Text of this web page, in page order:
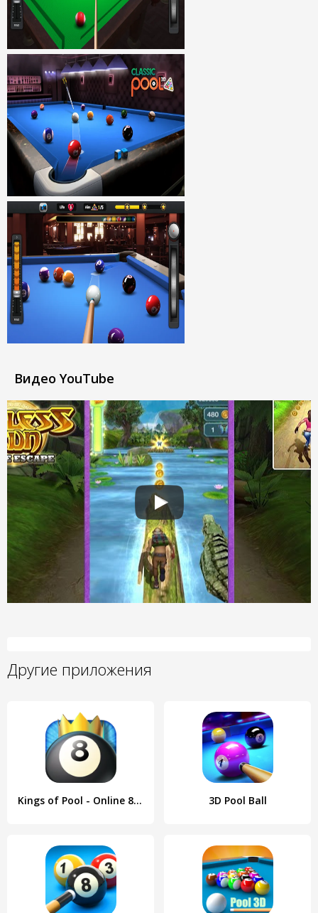
Видео YouTube
Другие приложения
Kings of Pool - Online 8 Ball 3D Pool Ball